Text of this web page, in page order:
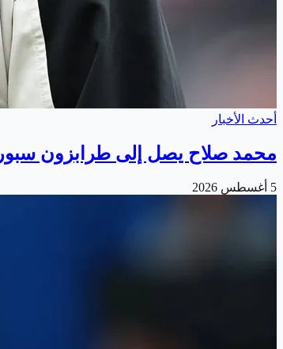
أحدث الأخبار
محمد صلاح يصل إلى طرابزون سبور
5 أغسطس 2026